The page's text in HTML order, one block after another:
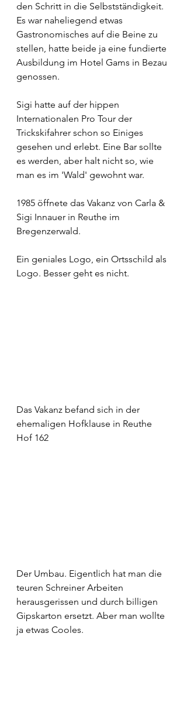
den Schritt in die Selbstständigkeit.
Es war naheliegend etwas
Gastronomisches auf die Beine zu
stellen, hatte beide ja eine fundierte
Ausbildung im Hotel Gams in Bezau
genossen.
Sigi hatte auf der hippen
Internationalen Pro Tour der
Trickskifahrer schon so Einiges
gesehen und erlebt. Eine Bar sollte
es werden, aber halt nicht so, wie
man es im 'Wald' gewohnt war.
1985 öffnete das Vakanz von Carla &
Sigi Innauer in Reuthe im
Bregenzerwald.
Ein geniales Logo, ein Ortsschild als
Logo. Besser geht es nicht.
Das Vakanz befand sich in der
ehemaligen Hofklause in Reuthe
Hof 162
Der Umbau. Eigentlich hat man die
teuren Schreiner Arbeiten
herausgerissen und durch billigen
Gipskarton ersetzt. Aber man wollte
ja etwas Cooles.